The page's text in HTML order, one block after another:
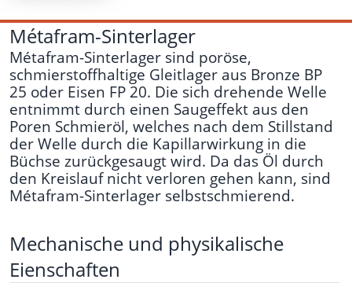
Métafram-Sinterlager
Métafram-Sinterlager sind poröse,
schmierstoffhaltige Gleitlager aus Bronze BP
25 oder Eisen FP 20. Die sich drehende Welle
entnimmt durch einen Saugeffekt aus den
Poren Schmieröl, welches nach dem Stillstand
der Welle durch die Kapillarwirkung in die
Büchse zurückgesaugt wird. Da das Öl durch
den Kreislauf nicht verloren gehen kann, sind
Métafram-Sinterlager selbstschmierend.
Mechanische und physikalische
Eienschaften